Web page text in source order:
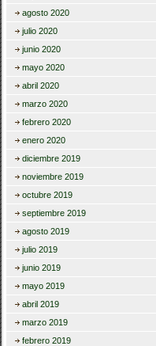
agosto 2020
julio 2020
junio 2020
mayo 2020
abril 2020
marzo 2020
febrero 2020
enero 2020
diciembre 2019
noviembre 2019
octubre 2019
septiembre 2019
agosto 2019
julio 2019
junio 2019
mayo 2019
abril 2019
marzo 2019
febrero 2019